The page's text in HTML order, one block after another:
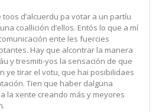
d’alcuerdu pa votar a un partíu
coallición d’ellos. Entós lo que a mí
ente les fuercies
Hay que alcontrar la manera
y tresmiti-yos la sensación de que
ye tirar el votu, que hai posibilidaes
Tien que haber dalguna
la xente creando más y meyores